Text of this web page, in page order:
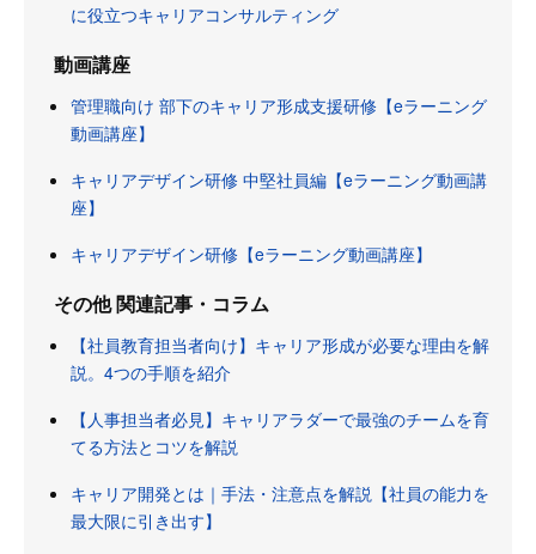
に役立つキャリアコンサルティング
動画講座
管理職向け 部下のキャリア形成支援研修【eラーニング
動画講座】
キャリアデザイン研修 中堅社員編【eラーニング動画講
座】
キャリアデザイン研修【eラーニング動画講座】
その他 関連記事・コラム
【社員教育担当者向け】キャリア形成が必要な理由を解
説。4つの手順を紹介
【人事担当者必見】キャリアラダーで最強のチームを育
てる方法とコツを解説
キャリア開発とは｜手法・注意点を解説【社員の能力を
最大限に引き出す】